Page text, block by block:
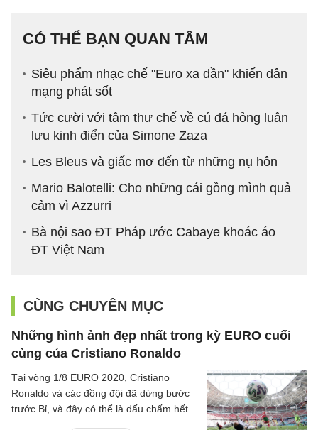
CÓ THỂ BẠN QUAN TÂM
Siêu phẩm nhạc chế "Euro xa dần" khiến dân
mạng phát sốt
Tức cười với tâm thư chế về cú đá hỏng luân
lưu kinh điển của Simone Zaza
Les Bleus và giấc mơ đến từ những nụ hôn
Mario Balotelli: Cho những cái gồng mình quả
cảm vì Azzurri
Bà nội sao ĐT Pháp ước Cabaye khoác áo
ĐT Việt Nam
CÙNG CHUYÊN MỤC
Những hình ảnh đẹp nhất trong kỳ EURO cuối
cùng của Cristiano Ronaldo
Tại vòng 1/8 EURO 2020, Cristiano
Ronaldo và các đồng đội đã dừng bước
trước Bỉ, và đây có thể là dấu chấm hết